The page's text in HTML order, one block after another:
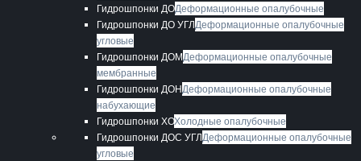
Гидрошпонки ДОДеформационные опалубочные
Гидрошпонки ДО УГЛДеформационные опалубочные
угловые
Гидрошпонки ДОМДеформационные опалубочные
мембранные
Гидрошпонки ДОНДеформационные опалубочные
набухающие
Гидрошпонки ХОХолодные опалубочные
Гидрошпонки ДОС УГЛДеформационные опалубочные
угловые